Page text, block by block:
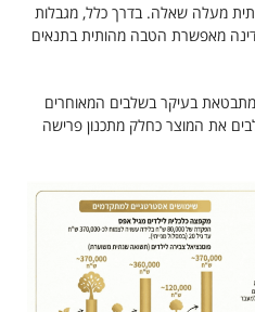
מעלה שאלה. בדרך כלל, מגבלות
מאפשרת הטבה מהותית בתנאים
בעיקר בשלבים המאוחרים
את המוצר כחלק מתכנון פרישה